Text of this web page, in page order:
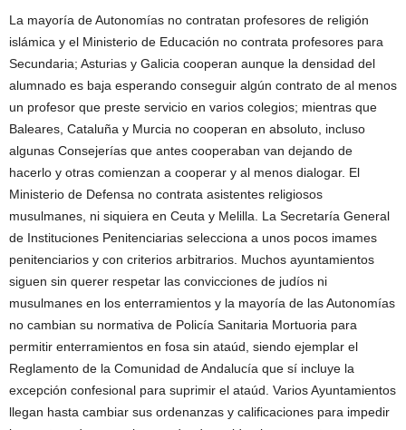
La mayoría de Autonomías no contratan profesores de religión
islámica y el Ministerio de Educación no contrata profesores para
Secundaria; Asturias y Galicia cooperan aunque la densidad del
alumnado es baja esperando conseguir algún contrato de al menos
un profesor que preste servicio en varios colegios; mientras que
Baleares, Cataluña y Murcia no cooperan en absoluto, incluso
algunas Consejerías que antes cooperaban van dejando de
hacerlo y otras comienzan a cooperar y al menos dialogar. El
Ministerio de Defensa no contrata asistentes religiosos
musulmanes, ni siquiera en Ceuta y Melilla. La Secretaría General
de Instituciones Penitenciarias selecciona a unos pocos imames
penitenciarios y con criterios arbitrarios. Muchos ayuntamientos
siguen sin querer respetar las convicciones de judíos ni
musulmanes en los enterramientos y la mayoría de las Autonomías
no cambian su normativa de Policía Sanitaria Mortuoria para
permitir enterramientos en fosa sin ataúd, siendo ejemplar el
Reglamento de la Comunidad de Andalucía que sí incluye la
excepción confesional para suprimir el ataúd. Varios Ayuntamientos
llegan hasta cambiar sus ordenanzas y calificaciones para impedir